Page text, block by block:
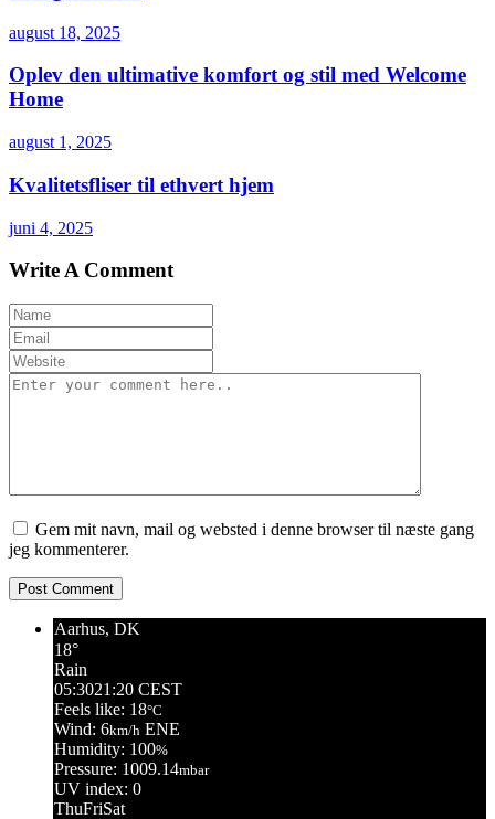
august 18, 2025
Oplev den ultimative komfort og stil med Welcome
Home
august 1, 2025
Kvalitetsfliser til ethvert hjem
juni 4, 2025
Write A Comment
Gem mit navn, mail og websted i denne browser til næste gang
jeg kommenterer.
Aarhus, DK
18°
Rain
05:3021:20 CEST
Feels like: 18°C
Wind: 6km/h ENE
Humidity: 100%
Pressure: 1009.14mbar
UV index: 0
ThuFriSat